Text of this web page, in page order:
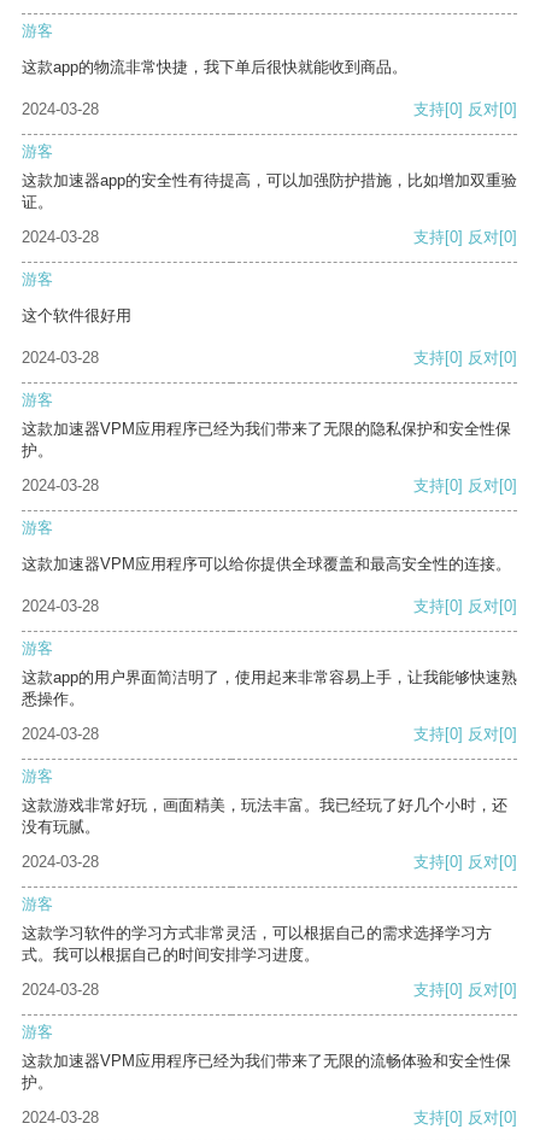
游客
这款app的物流非常快捷，我下单后很快就能收到商品。
2024-03-28 支持[0] 反对[0]
游客
这款加速器app的安全性有待提高，可以加强防护措施，比如增加双重验
证。
2024-03-28
支持[0] 反对[0]
游客
这个软件很好用
2024-03-28 支持[0] 反对[0]
游客
这款加速器VPM应用程序已经为我们带来了无限的隐私保护和安全性保
护。
2024-03-28
支持[0] 反对[0]
游客
这款加速器VPM应用程序可以给你提供全球覆盖和最高安全性的连接。
2024-03-28 支持[0] 反对[0]
游客
这款app的用户界面简洁明了，使用起来非常容易上手，让我能够快速熟
悉操作。
2024-03-28
支持[0] 反对[0]
游客
这款游戏非常好玩，画面精美，玩法丰富。我已经玩了好几个小时，还
没有玩腻。
2024-03-28
支持[0] 反对[0]
游客
这款学习软件的学习方式非常灵活，可以根据自己的需求选择学习方
式。我可以根据自己的时间安排学习进度。
2024-03-28
支持[0] 反对[0]
游客
这款加速器VPM应用程序已经为我们带来了无限的流畅体验和安全性保
护。
2024-03-28
支持[0] 反对[0]